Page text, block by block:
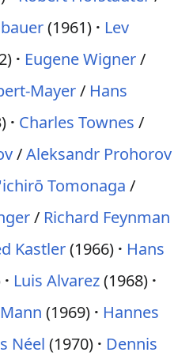
(1961)
Lev
Eugene Wigner/
Mayer/ Hans
Charles Townes /
/Aleksandr Prohorov
Tomonaga /
/ Richard Feynman
Kastler(1966)
Hans
Luis Alvarez(1968)
(1969)
Hannes
Néel (1970)
Dennis